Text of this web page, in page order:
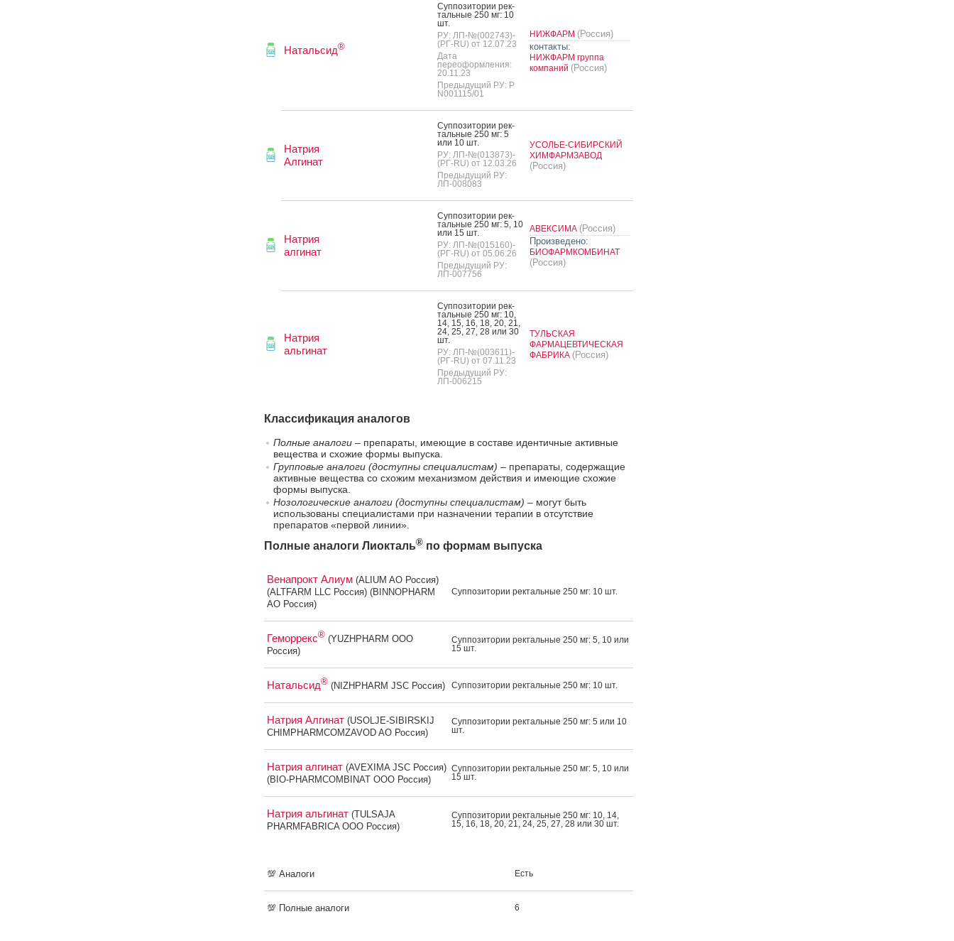
Натальсид®
Суп­по­зито­рии рек­
таль­ные 250 мг: 10
шт.
РУ: ЛП-№(002743)-
(РГ-RU) от 12.07.23
Дата
переоформления:
20.11.23
Предыдущий РУ: Р
N001115/01
НИЖФАРМ (Россия)
контакты:
НИЖФАРМ группа
компаний (Россия)
Натрия
Алгинат
Суп­по­зито­рии рек­
таль­ные 250 мг: 5
или 10 шт.
РУ: ЛП-№(013873)-
(РГ-RU) от 12.03.26
Предыдущий РУ:
ЛП-008083
УСОЛЬЕ-СИБИРСКИЙ
ХИМФАРМЗАВОД
(Россия)
Натрия
алгинат
Суп­по­зито­рии рек­
таль­ные 250 мг: 5, 10
или 15 шт.
РУ: ЛП-№(015160)-
(РГ-RU) от 05.06.26
Предыдущий РУ:
ЛП-007756
АВЕКСИМА (Россия)
Произведено:
БИОФАРМКОМБИНАТ
(Россия)
Натрия
альгинат
Суп­по­зито­рии рек­
таль­ные 250 мг: 10,
14, 15, 16, 18, 20, 21,
24, 25, 27, 28 или 30
шт.
РУ: ЛП-№(003611)-
(РГ-RU) от 07.11.23
Предыдущий РУ:
ЛП-006215
ТУЛЬСКАЯ
ФАРМАЦЕВТИЧЕСКАЯ
ФАБРИКА (Россия)
Классификация аналогов
Полные аналоги– препараты, имеющие в составе идентичные активные
вещества и схожие формы выпуска.
Групповые аналоги (доступны специалистам) – препараты, содержащие
активные вещества со схожим механизмом действия и имеющие схожие
формы выпуска.
Нозологические аналоги (доступны специалистам) – могут быть
использованы специалистами при назначении терапии в отсутствие
препаратов «первой линии».
Полные аналоги Лиокталь®по формам выпуска
Венапрокт Алиум (ALIUM AO Россия)
(ALTFARM LLC Россия) (BINNOPHARM
AO Россия)
Суп­по­зито­рии рек­таль­ные 250 мг: 10 шт.
Геморрекс® (YUZHPHARM OOO
Россия)
Суп­по­зито­рии рек­таль­ные 250 мг: 5, 10 или
15 шт.
Натальсид® (NIZHPHARM JSC Россия) Суп­по­зито­рии рек­таль­ные 250 мг: 10 шт.
Натрия Алгинат (USOLJE-SIBIRSKIJ
CHIMPHARMCOMZAVOD AO Россия)
Суп­по­зито­рии рек­таль­ные 250 мг: 5 или 10
шт.
Натрия алгинат (AVEXIMA JSC Россия)
(BIO-PHARMCOMBINAT OOO Россия)
Суп­по­зито­рии рек­таль­ные 250 мг: 5, 10 или
15 шт.
Натрия альгинат (TULSAJA
PHARMFABRICA OOO Россия)
Суп­по­зито­рии рек­таль­ные 250 мг: 10, 14,
15, 16, 18, 20, 21, 24, 25, 27, 28 или 30 шт.
💯 Аналоги Есть
💯 Полные аналоги 6